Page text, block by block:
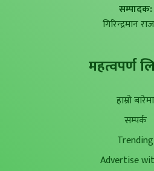
सम्पादक:
गिरिन्द्रमान
महत्वपर्ण
हाम्रो बारेमा
सम्पर्क
Trending
Advertise